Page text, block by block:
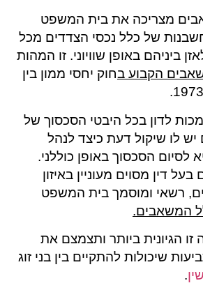
מצריכה את בית המשפט
של כלל נכסי הצדדים מכל
ביניהם באופן שוויוני. זו המהות
הקבוע בחוק יחסי ממון בין
לדון בכל היבטי הסכסוך של
לו שיקול דעת כיצד לנהל
לסיום הסכסוך באופן כוללני.
דין מסוים מעוניין באיזון
רשאי ומוסמך בית המשפט
המשאבים.
הגיונית ביותר ותצמצם את
שיכולות להתקיים בין בני זוג
.